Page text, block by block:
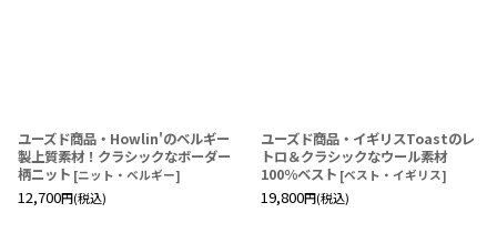
ユーズド商品・Howlin'のベルギー
製上質素材！クラシックなボーダー
柄ニット [ニット・ベルギー]
12,700円(税込)
ユーズド商品・イギリスToastのレ
トロ＆クラシックなウール素材
100％ベスト [ベスト・イギリス]
19,800円(税込)